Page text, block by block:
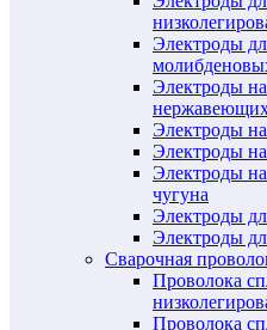
Электроды
Электроды
нержавеющих
Электроды
Электроды
Электроды
чугуна
Электроды
Электроды
Сварочная
Проволока
Проволока